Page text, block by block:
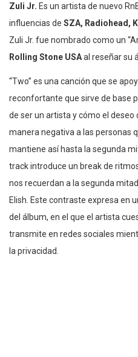
Zuli Jr. Es un artista de nuevo
influencias de SZA, Radiohead,
Zuli Jr. fue nombrado como un
Rolling Stone USAal reseñar su
“Two” es una canción que se
reconfortante que sirve de base
de ser un artista y cómo el
manera negativa a las personas
mantiene así hasta la segunda
track introduce un break de
nos recuerdan a la segunda
Elish. Este contraste expresa en
del álbum, en el que el artista
transmite en redes sociales
la privacidad.